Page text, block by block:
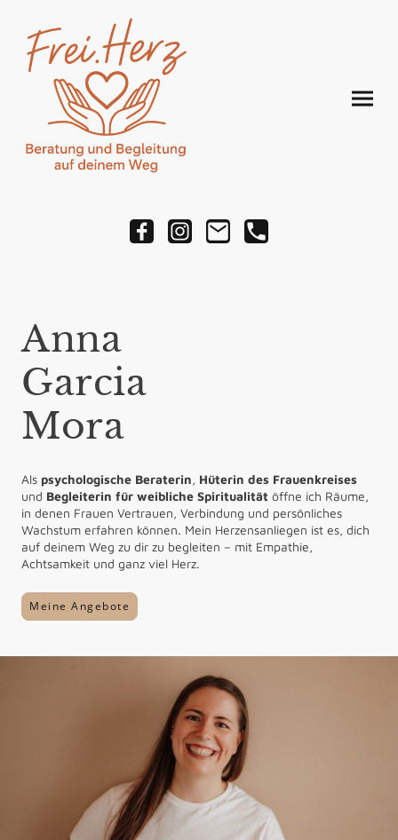
Anna
Garcia
Mora
Als psychologische Beraterin, Hüterin des Frauenkreises
und Begleiterin für weibliche Spiritualität öffne ich Räume,
in denen Frauen Vertrauen, Verbindung und persönliches
Wachstum erfahren können. Mein Herzensanliegen ist es, dich
auf deinem Weg zu dir zu begleiten – mit Empathie,
Achtsamkeit und ganz viel Herz.
Meine Angebote